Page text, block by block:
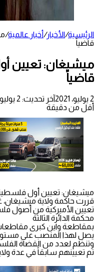
الرئيسية/الأخبار/أخبار عالمية/
قاضياً
ميشيغان: تعيين
قاضياً
2 يوليو، 2021
آخر تحديث: 2 يوليو، 2021
أقل من دقيقة
ميشيغان: تعيين أول
قررت حاكمة ولاية ميشيغان،
تعيين الأميركية من أصول
محكمة الدائرة الثالثة
بمقاطعة واين كبرى
يصل لهذا المنصب على مستوى
وتنظم لعدد من القضاة
تم تعيينهم سابقاً في عدة